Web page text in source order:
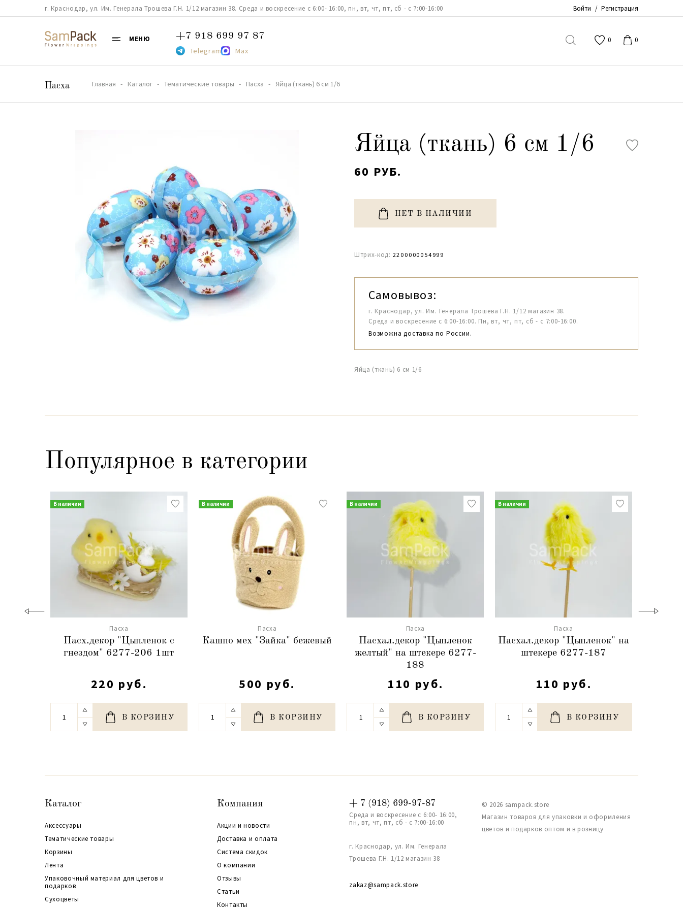
г. Краснодар, ул. Им. Генерала Трошева Г.Н. 1/12 магазин 38. Среда и воскресение с 6:00- 16:00, пн, вт, чт, пт, сб - с 7:00-16:00 Войти / Регистрация
МЕНЮ +7 918 699 97 87
Telegram Max
0 0
Пасха Главная Каталог Тематические товары Пасха Яйца (ткань) 6 см 1/6
Яйца (ткань) 6 см 1/6
60 РУБ.
НЕТ В НАЛИЧИИ
Штрих-код: 2200000054999
Самовывоз:
г. Краснодар, ул. Им. Генерала Трошева Г.Н. 1/12 магазин 38.
Среда и воскресение с 6:00-16:00. Пн, вт, чт, пт, сб - с 7:00-16:00.
Возможна доставка по России.
Яйца (ткань) 6 см 1/6
Популярное в категории
В наличии
Пасха
Пасх.декор "Цыпленок с
гнездом" 6277-206 1шт
220 руб.
В КОРЗИНУ
В наличии
Пасха
Кашпо мех "Зайка" бежевый
500 руб.
В КОРЗИНУ
В наличии
Пасха
Пасхал.декор "Цыпленок
желтый" на штекере 6277-
188
110 руб.
В КОРЗИНУ
В наличии
Пасха
Пасхал.декор "Цыпленок" на
штекере 6277-187
110 руб.
В КОРЗИНУ
Каталог
Аксессуары
Тематические товары
Корзины
Лента
Упаковочный материал для цветов и
подарков
Сухоцветы
Компания
Акции и новости
Доставка и оплата
Система скидок
О компании
Отзывы
Статьи
Контакты
+ 7 (918) 699-97-87
Среда и воскресение с 6:00- 16:00,
пн, вт, чт, пт, сб - с 7:00-16:00
г. Краснодар, ул. Им. Генерала
Трошева Г.Н. 1/12 магазин 38
zakaz@sampack.store
© 2026 sampack.store
Магазин товаров для упаковки и оформления
цветов и подарков оптом и в розницу